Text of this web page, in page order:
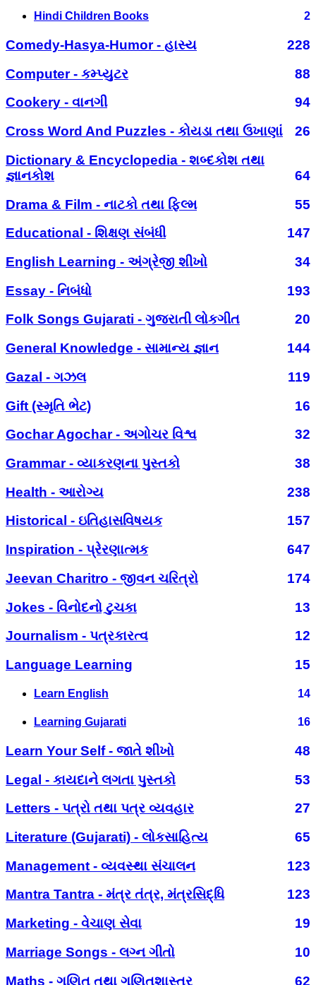
Hindi Children Books 2
Comedy-Hasya-Humor - હાસ્ય
228
Computer - કમ્પ્યુટર
88
Cookery - વાનગી
94
Cross Word And Puzzles - કોયડા તથા ઉખાણાં
26
Dictionary & Encyclopedia - શબ્દકોશ તથા
જ્ઞાનકોશ
64
Drama & Film - નાટકો તથા ફિલ્મ
55
Educational - શિક્ષણ સંબંધી
147
English Learning - અંગ્રેજી શીખો
34
Essay - નિબંધો
193
Folk Songs Gujarati - ગુજરાતી લોકગીત
20
General Knowledge - સામાન્ય જ્ઞાન
144
Gazal - ગઝલ
119
Gift (સ્મૃતિ ભેટ)
16
Gochar Agochar - અગોચર વિશ્વ
32
Grammar - વ્યાકરણના પુસ્તકો
38
Health - આરોગ્ય
238
Historical - ઇતિહાસવિષયક
157
Inspiration - પ્રેરણાત્મક
647
Jeevan Charitro - જીવન ચરિત્રો
174
Jokes - વિનોદનો ટુચકા
13
Journalism - પત્રકારત્વ
12
Language Learning
15
Learn English 14
Learning Gujarati 16
Learn Your Self - જાતે શીખો
48
Legal - કાયદાને લગતા પુસ્તકો
53
Letters - પત્રો તથા પત્ર વ્યવહાર
27
Literature (Gujarati) - લોકસાહિત્ય
65
Management - વ્યવસ્થા સંચાલન
123
Mantra Tantra - મંત્ર તંત્ર, મંત્રસિદ્ધિ
123
Marketing - વેચાણ સેવા
19
Marriage Songs - લગ્ન ગીતો
10
Maths - ગણિત તથા ગણિતશાસ્ત્ર
62